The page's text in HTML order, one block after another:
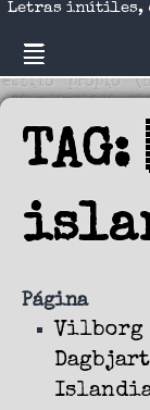
Letras inútiles,
Página
Vilborg